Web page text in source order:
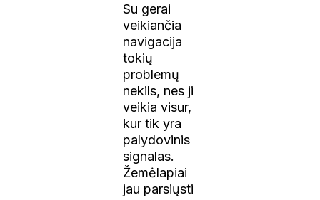
Su gerai
veikiančia
navigacija
tokių
problemų
nekils, nes ji
veikia visur,
kur tik yra
palydovinis
signalas.
Žemėlapiai
jau parsiųsti